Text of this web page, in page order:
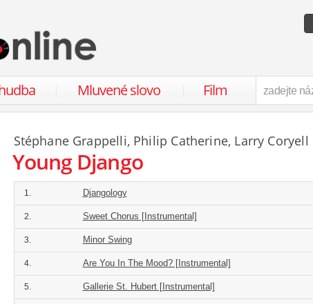
Mluvené slovo Film
Stéphane Grappelli, Philip Catherine, Larry Coryell
Young Django
1. Djangology
2. Sweet Chorus [Instrumental]
3. Minor Swing
4. Are You In The Mood? [Instrumental]
5. Gallerie St. Hubert [Instrumental]